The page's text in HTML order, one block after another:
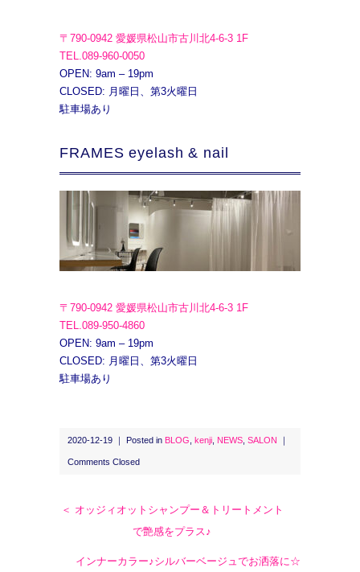
〒790-0942 愛媛県松山市古川北4-6-3 1F
TEL.089-960-0050
OPEN: 9am – 19pm
CLOSED: 月曜日、第3火曜日
駐車場あり
FRAMES eyelash & nail
〒790-0942 愛媛県松山市古川北4-6-3 1F
TEL.089-950-4860
OPEN: 9am – 19pm
CLOSED: 月曜日、第3火曜日
駐車場あり
2020-12-19 ｜ Posted in BLOG kenji NEWS SALON
Comments Closed
＜ オッジィオットシャンプー＆トリートメント
で艶感をプラス♪
インナーカラー♪シルバーベージュでお洒落に☆